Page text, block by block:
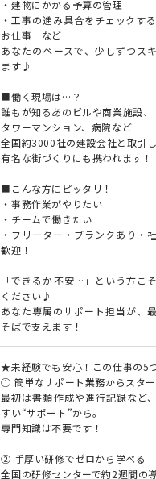
・建物にかかる予算の管理
・工事の進み具合をチェックす
お仕事 など
あなたのペースで、少しずつス
ます♪
■働く現場は…？
誰もが知るあのビルや商業施設、
タワーマンション、病院など
全国約3000社の建設会社と取引し
有名な街づくりにも携われます！
■こんな方にピッタリ！
・事務作業がやりたい
・チームで働きたい
・フリーター・ブランクあり・
歓迎！
「できるか不安…」という方こ
ください♪
あなた専属のサポート担当が、
そばで支えます！
★未経験でも安心！この仕事の5
① 簡単なサポート業務からスター
最初は書類作成や進行記録など
すい“サポート”から。
専門知識は不要です！
② 手厚い研修でゼロから学べる
全国の研修センターで約2週間の